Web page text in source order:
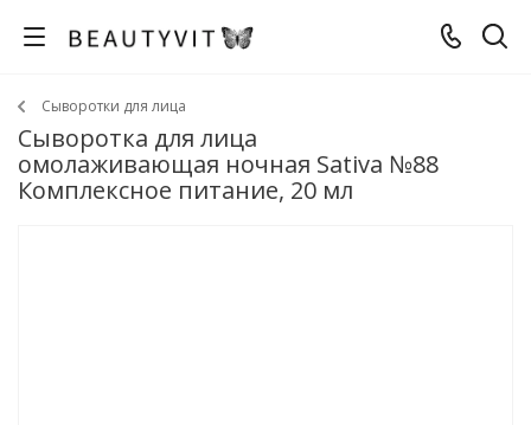
Сыворотки для лица
Сыворотка для лица
омолаживающая ночная Sativa №88
Комплексное питание, 20 мл